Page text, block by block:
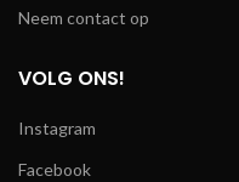
Neem contact op
VOLG ONS!
Instagram
Facebook